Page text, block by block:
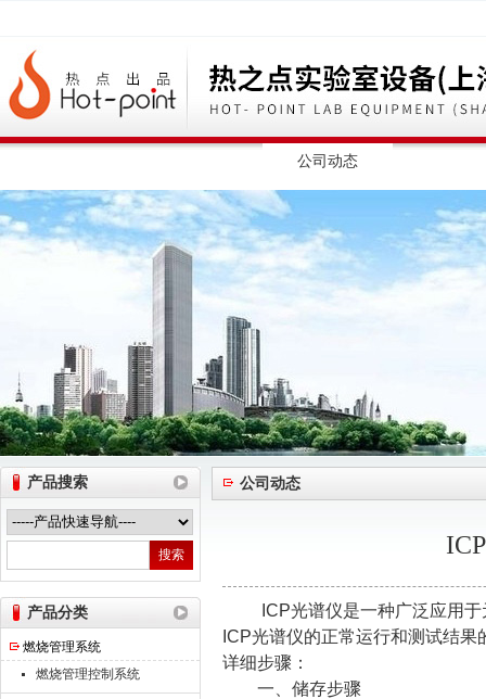
热之点实验室设备（上海）有限公司
公司动态
产品搜索
产品分类
燃烧管理系统
燃烧管理控制系统
公司动态
ICP光谱仪是一种广泛应用于
ICP光谱仪的正常运行和测试结
详细步骤：
一、储存步骤